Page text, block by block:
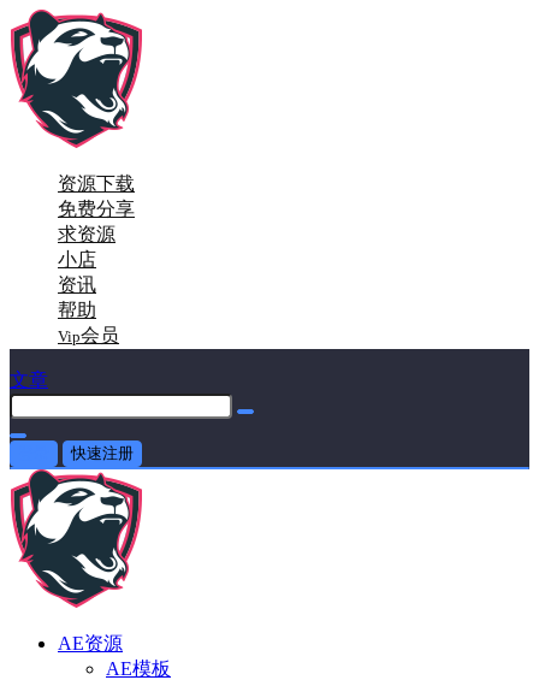
资源下载
免费分享
求资源
小店
资讯
帮助
Vip会员
文章
快速注册
AE资源
AE模板